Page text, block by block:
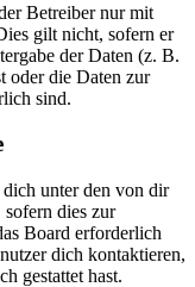
Betreiber nur mit
gilt nicht, sofern er
der Daten (z. B.
oder die Daten zur
sind.
dich unter den von dir
dies zur
Board erforderlich
dich kontaktieren,
gestattet hast.